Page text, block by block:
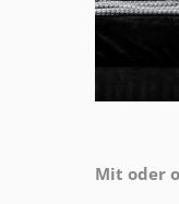
Mit oder